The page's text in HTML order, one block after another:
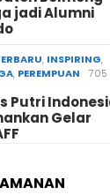
jadi Alumni
, INSPIRING,
, PEREMPUAN
705
Putri
Gelar